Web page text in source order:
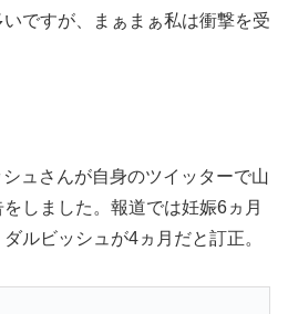
ですが、まぁまぁ私は衝撃を受
ュさんが自身のツイッターで山
しました。報道では妊娠6ヵ月
ルビッシュが4ヵ月だと訂正。